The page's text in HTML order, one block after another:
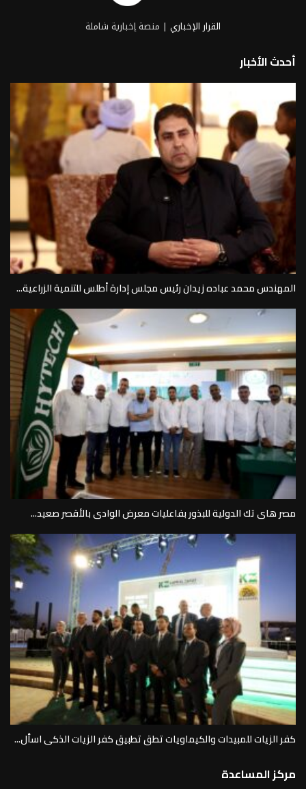
القرار الإخباري | منصة إخبارية شاملة
أحدث الأخبار
المهندس محمد عباده زيدان رئيس مجلس إدارة أطلس للتنمية الزراعية...
مصر هاى تك الدولية للبذور بفاعليات معرض الوادى بالأقصر صعيد...
كفر الزيات للمبيدات والكيماويات تطق تطبيق كفر الزيات الذكى اسأل...
مركز المساعدة